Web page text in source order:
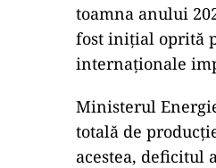
toamna anului
fost inițial oprită
internaționale
Ministerul
totală de
acestea, deficitul